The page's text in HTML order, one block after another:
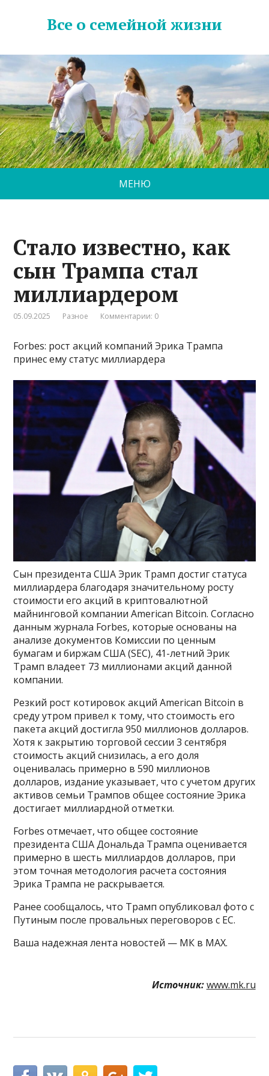
Все о семейной жизни
МЕНЮ
Стало известно, как
сын Трампа стал
миллиардером
05.09.2025 Разное Комментарии: 0
Forbes: рост акций компаний Эрика Трампа
принес ему статус миллиардера
Сын президента США Эрик Трамп достиг статуса
миллиардера благодаря значительному росту
стоимости его акций в криптовалютной
майнинговой компании American Bitcoin. Согласно
данным журнала Forbes, которые основаны на
анализе документов Комиссии по ценным
бумагам и биржам США (SEC), 41-летний Эрик
Трамп владеет 73 миллионами акций данной
компании.
Резкий рост котировок акций American Bitcoin в
среду утром привел к тому, что стоимость его
пакета акций достигла 950 миллионов долларов.
Хотя к закрытию торговой сессии 3 сентября
стоимость акций снизилась, а его доля
оценивалась примерно в 590 миллионов
долларов, издание указывает, что с учетом других
активов семьи Трампов общее состояние Эрика
достигает миллиардной отметки.
Forbes отмечает, что общее состояние
президента США Дональда Трампа оценивается
примерно в шесть миллиардов долларов, при
этом точная методология расчета состояния
Эрика Трампа не раскрывается.
Ранее сообщалось, что Трамп опубликовал фото с
Путиным после провальных переговоров с ЕС.
Ваша надежная лента новостей — МК в MAX.
Источник: www.mk.ru